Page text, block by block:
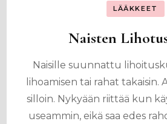
LÄÄKKEET
Naisten
Naisille suunnattu
lihoamisen tai rahat takaisin.
silloin. Nykyään riittää kun
useammin, eikä saa edes